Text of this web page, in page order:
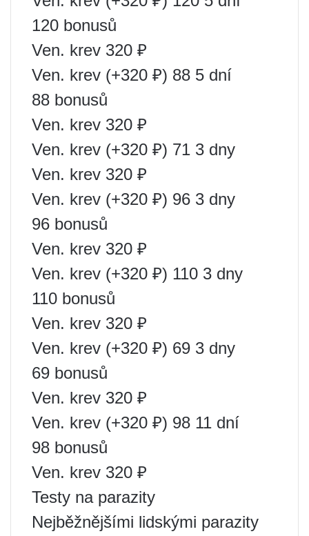
120 bonusů
Ven. krev 320 ₽
Ven. krev (+320 ₽) 88 5 dní
88 bonusů
Ven. krev 320 ₽
Ven. krev (+320 ₽) 71 3 dny
Ven. krev 320 ₽
Ven. krev (+320 ₽) 96 3 dny
96 bonusů
Ven. krev 320 ₽
Ven. krev (+320 ₽) 110 3 dny
110 bonusů
Ven. krev 320 ₽
Ven. krev (+320 ₽) 69 3 dny
69 bonusů
Ven. krev 320 ₽
Ven. krev (+320 ₽) 98 11 dní
98 bonusů
Ven. krev 320 ₽
Testy na parazity
Nejběžnějšími lidskými parazity